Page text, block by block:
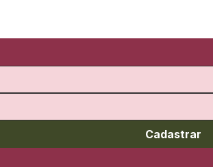
Cadastrar